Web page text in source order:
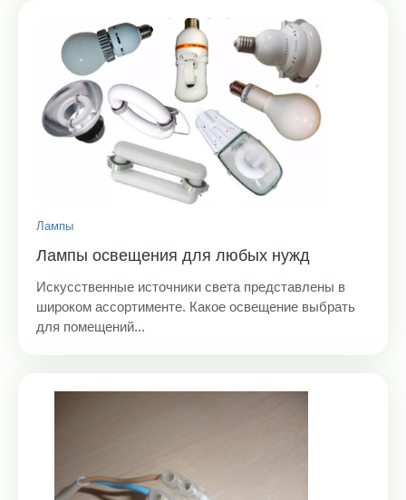
Лампы
Лампы освещения для любых нужд
Искусственные источники света представлены в
широком ассортименте. Какое освещение выбрать
для помещений...